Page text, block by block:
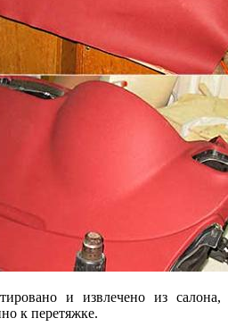
и извлечено из салона,
к перетяжке.